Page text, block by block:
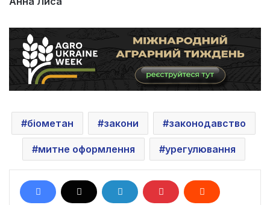
біометан закони законодавство
митне оформлення урегулювання